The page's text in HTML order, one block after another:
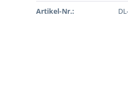
Artikel-Nr.: